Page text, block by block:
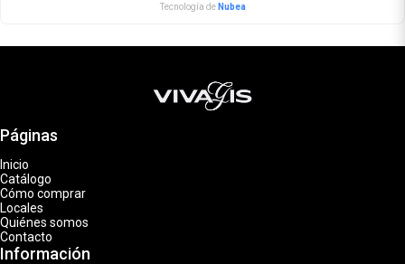
Tecnología de Nubea
Páginas
Inicio
Catálogo
Cómo comprar
Locales
Quiénes somos
Contacto
Información